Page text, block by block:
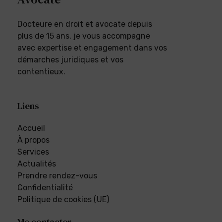
Docteure en droit et avocate depuis
plus de 15 ans, je vous accompagne
avec expertise et engagement dans vos
démarches juridiques et vos
contentieux.
Liens
Accueil
À propos
Services
Actualités
Prendre rendez-vous
Confidentialité
Politique de cookies (UE)